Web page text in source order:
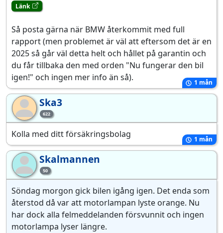
Länk
Så posta gärna när BMW återkommit med full
rapport (men problemet är väl att eftersom det är en
2025 så går väl detta helt och hållet på garantin och
du får tillbaka den med orden "Nu fungerar den bil
igen!" och ingen mer info än så).
1 mån
Sk 622
Ska3
Kolla med ditt försäkringsbolag 1 mån
Sk 50
Skalmannen
Söndag morgon gick bilen igång igen. Det enda som
återstod då var att motorlampan lyste orange. Nu
har dock alla felmeddelanden försvunnit och ingen
motorlampa lyser längre.